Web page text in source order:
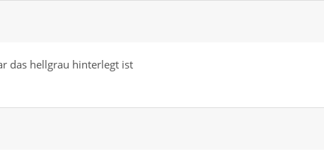
das hellgrau hinterlegt ist